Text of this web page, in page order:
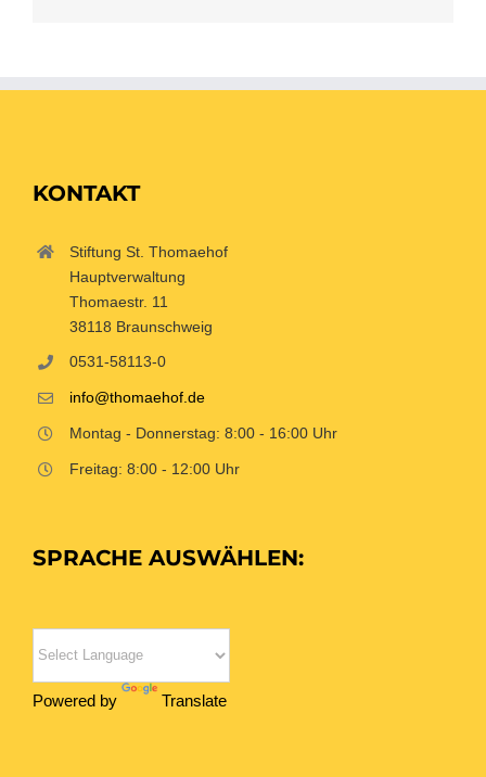
KONTAKT
Stiftung St. Thomaehof
Hauptverwaltung
Thomaestr. 11
38118 Braunschweig
0531-58113-0
info@thomaehof.de
Montag - Donnerstag: 8:00 - 16:00 Uhr
Freitag: 8:00 - 12:00 Uhr
SPRACHE AUSWÄHLEN:
Powered by Translate